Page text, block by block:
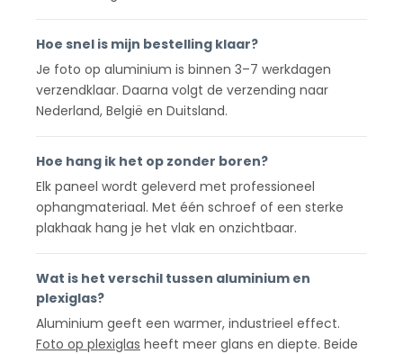
Hoe snel is mijn bestelling klaar?
Je foto op aluminium is binnen 3–7 werkdagen
verzendklaar. Daarna volgt de verzending naar
Nederland, België en Duitsland.
Hoe hang ik het op zonder boren?
Elk paneel wordt geleverd met professioneel
ophangmateriaal. Met één schroef of een sterke
plakhaak hang je het vlak en onzichtbaar.
Wat is het verschil tussen aluminium en
plexiglas?
Aluminium geeft een warmer, industrieel effect.
Foto op plexiglas heeft meer glans en diepte. Beide